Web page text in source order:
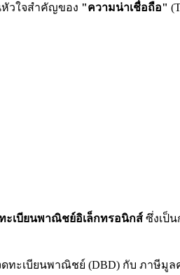
วใจสำคัญของ "ความน่าเชื่อถือ"
ะเบียนพาณิชย์อิเล็กทรอนิกส์ ซึ่งเป็
ดทะเบียนพาณิชย์ (DBD) กับ ภาษีมูล